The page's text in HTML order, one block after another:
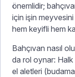
önemlidir;
için işin meyvesini
hem keyifli hem
Bahçıvan nasıl
da rol oynar: Halk
el aletleri